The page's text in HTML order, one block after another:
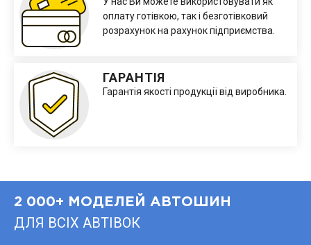
оплату готівкою, так і безготівковий
розрахунок на рахунок підприємства.
ГАРАНТІЯ
Гарантія якості продукції від виробника.
2 000+ МОДЕЛЕЙ АВТОШИН
ДЛЯ ВСІХ АВТІВОК